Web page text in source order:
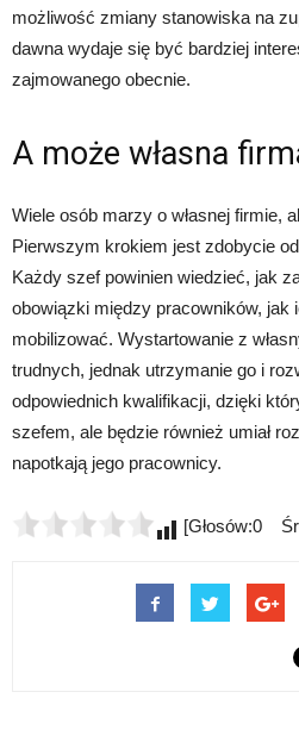
możliwość zmiany stanowiska na
dawna wydaje się być bardziej
zajmowanego obecnie.
A może własna
Wiele osób marzy o własnej firmie,
Pierwszym krokiem jest zdobycie
Każdy szef powinien wiedzieć, jak
obowiązki między pracowników, jak
mobilizować. Wystartowanie z
trudnych, jednak utrzymanie go i
odpowiednich kwalifikacji, dzięki
szefem, ale będzie również umiał
napotkają jego pracownicy.
[Głosów:0